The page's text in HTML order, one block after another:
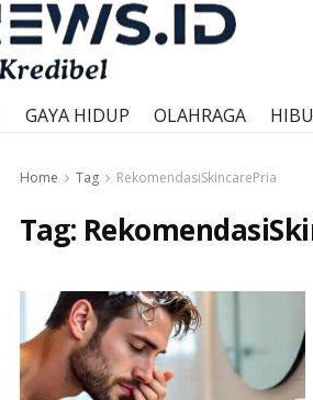
GAYA HIDUP OLAHRAGA
Home Tag RekomendasiSkincarePria
Tag: